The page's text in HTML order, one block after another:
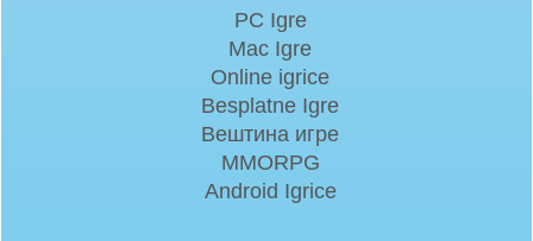
PC Igre
Mac Igre
Online igrice
Besplatne Igre
Вештина игре
MMORPG
Android Igrice